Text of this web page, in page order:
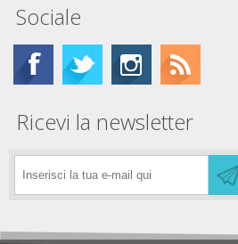
Sociale
Ricevi la newsletter